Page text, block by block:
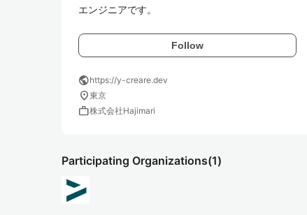
エンジニアです。
Follow
publichttps://y-creare.dev
location_on東京
work株式会社Hajimari
Participating Organizations(1)